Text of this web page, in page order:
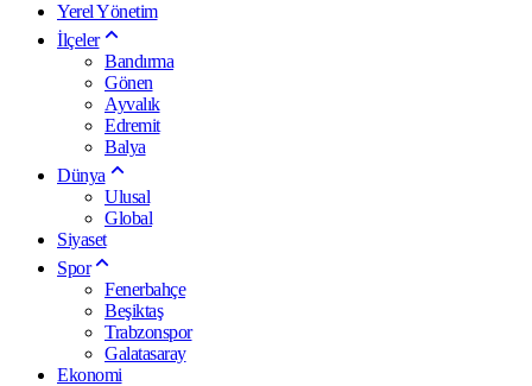
Yerel Yönetim
İlçeler
Bandırma
Gönen
Ayvalık
Edremit
Balya
Dünya
Ulusal
Global
Siyaset
Spor
Fenerbahçe
Beşiktaş
Trabzonspor
Galatasaray
Ekonomi